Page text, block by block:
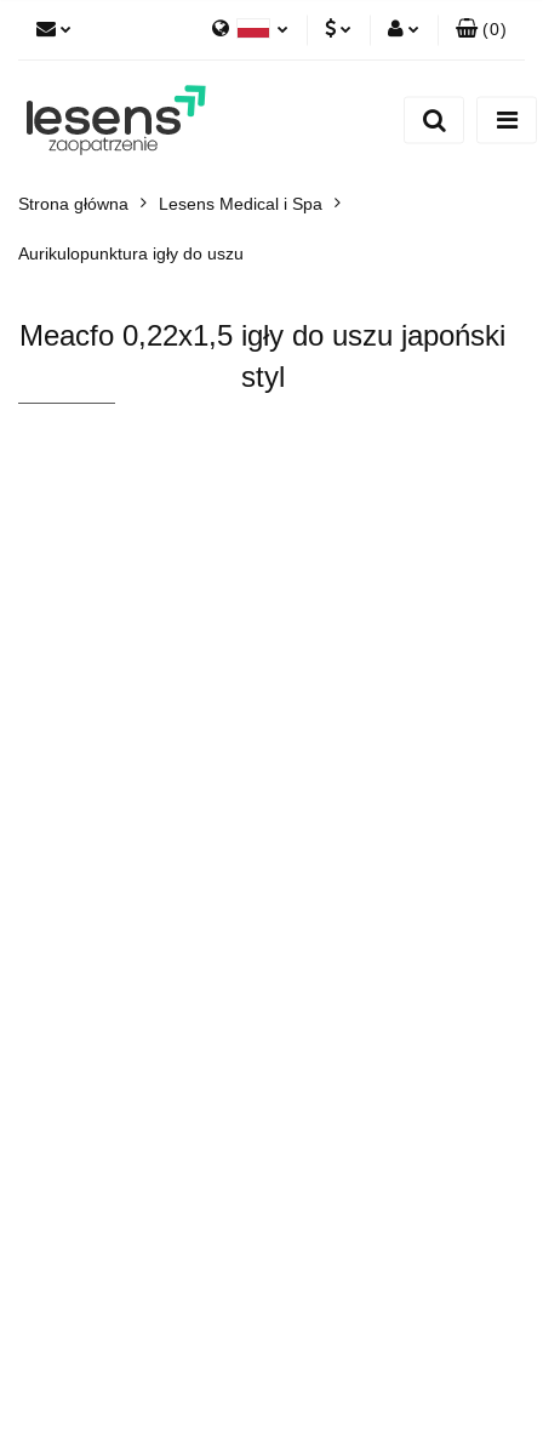
(0)
Strona główna Lesens Medical i Spa
Aurikulopunktura igły do uszu
Meacfo 0,22x1,5 igły do uszu japoński
styl